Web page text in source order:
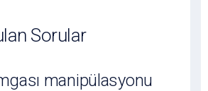
Sorular
manipülasyonu